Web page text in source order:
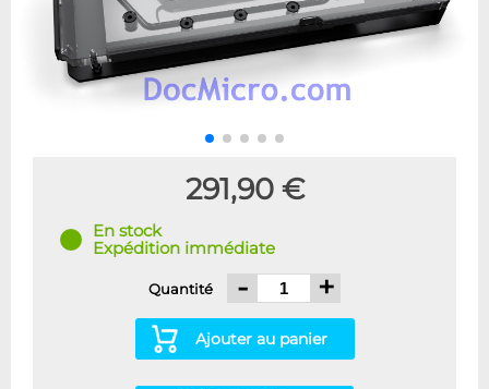
291,90 €
En stock
Expédition immédiate
Quantité - +
Ajouter au panier